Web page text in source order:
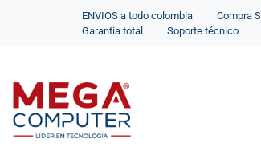
ENVIOS a todo colombia
Compra
Garantia total
Soporte técnico